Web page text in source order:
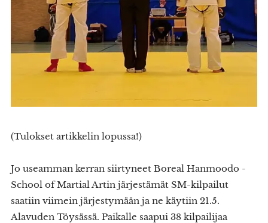
(Tulokset artikkelin lopussa!)
Jo useamman kerran siirtyneet Boreal Hanmoodo -
School of Martial Artin järjestämät SM-kilpailut
saatiin viimein järjestymään ja ne käytiin 21.5.
Alavuden Töysässä. Paikalle saapui 38 kilpailijaa